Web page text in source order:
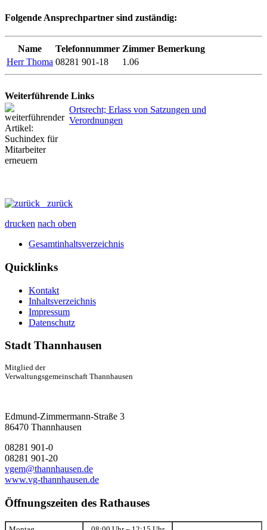
Folgende Ansprechpartner sind zuständig:
Name Telefonnummer Zimmer Bemerkung
Herr Thoma 08281 901-18 1.06
Weiterführende Links
Ortsrecht; Erlass von Satzungen und
Verordnungen
zurück
drucken nach oben
Gesamtinhaltsverzeichnis
Quicklinks
Kontakt
Inhaltsverzeichnis
Impressum
Datenschutz
Stadt Thannhausen
Mitglied der
Verwaltungsgemeinschaft Thannhausen
Edmund-Zimmermann-Straße 3
86470 Thannhausen
08281 901-0
08281 901-20
vgem@thannhausen.de
www.vg-thannhausen.de
Öffnungszeiten des Rathauses